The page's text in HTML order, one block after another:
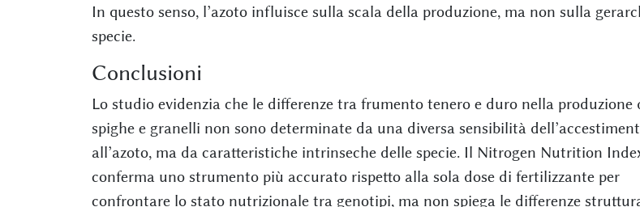
In questo senso, l’azoto influisce sulla scala della produzione, ma non sulla
specie.
Conclusioni
Lo studio evidenzia che le differenze tra frumento tenero e duro nella produzione
spighe e granelli non sono determinate da una diversa sensibilità
all’azoto, ma da caratteristiche intrinseche delle specie. Il Nitrogen Nutrition
conferma uno strumento più accurato rispetto alla sola dose di fertilizzante per
confrontare lo stato nutrizionale tra genotipi, ma non spiega le differenze